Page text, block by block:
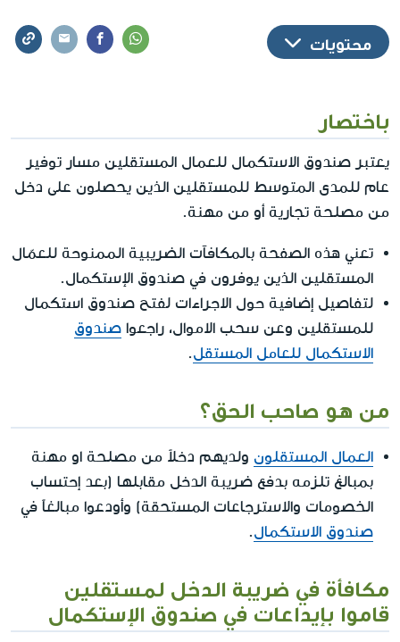
محتويات
باختصار
يعتبر صندوق الاستكمال للعمال المستقلين مسار توفير
عام للمدى المتوسط للمستقلين الذين يحصلون على دخل
من مصلحة تجارية أو من مهنة.
تعني هذه الصفحة بالمكافآت الضريبية الممنوحة للعمّال
المستقلين الذين يوفرون في صندوق الإستكمال.
لتفاصيل إضافية حول الاجراءات لفتح صندوق استكمال
للمستقلين وعن سحب الاموال، راجعوا صندوق
الاستكمال للعامل المستقل.
من هو صاحب الحق؟
العمال المستقلون ولديهم دخلاً من مصلحة او مهنة
بمبالغ تلزمه بدفع ضريبة الدخل مقابلها (بعد إحتساب
الخصومات والاسترجاعات المستحقة) وأودعوا مبالغاً في
صندوق الاستكمال.
مكافأة في ضريبة الدخل لمستقلين
قاموا بإيداعات في صندوق الإستكمال